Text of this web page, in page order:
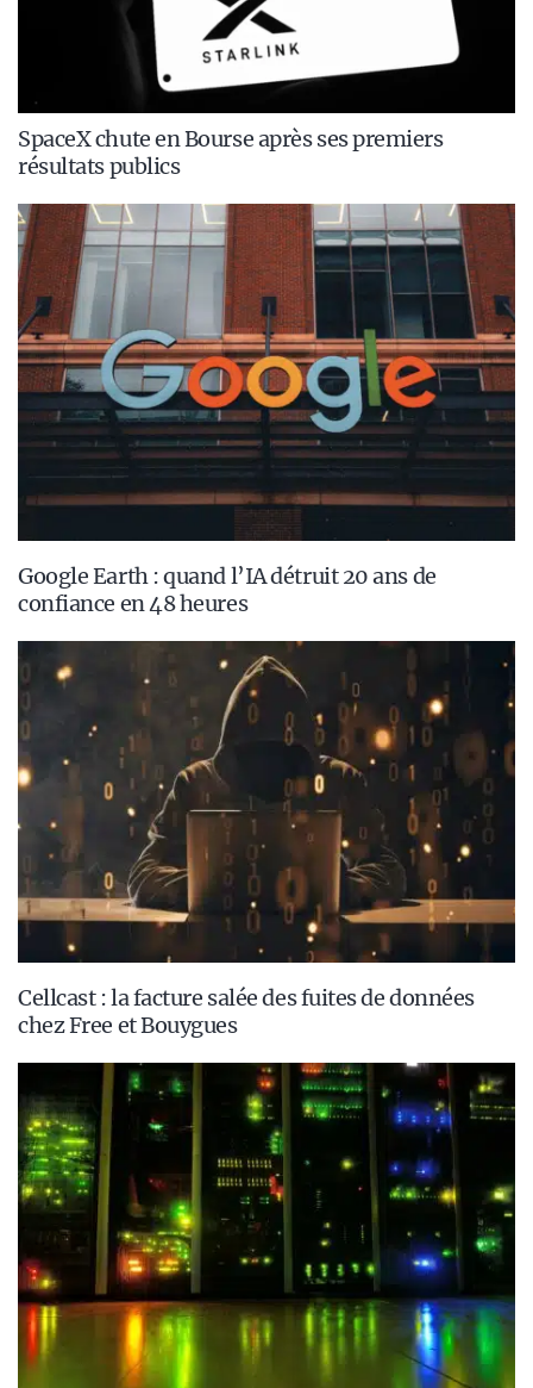
SpaceX chute en Bourse après ses premiers
résultats publics
Google Earth : quand l’IA détruit 20 ans de
confiance en 48 heures
Cellcast : la facture salée des fuites de données
chez Free et Bouygues